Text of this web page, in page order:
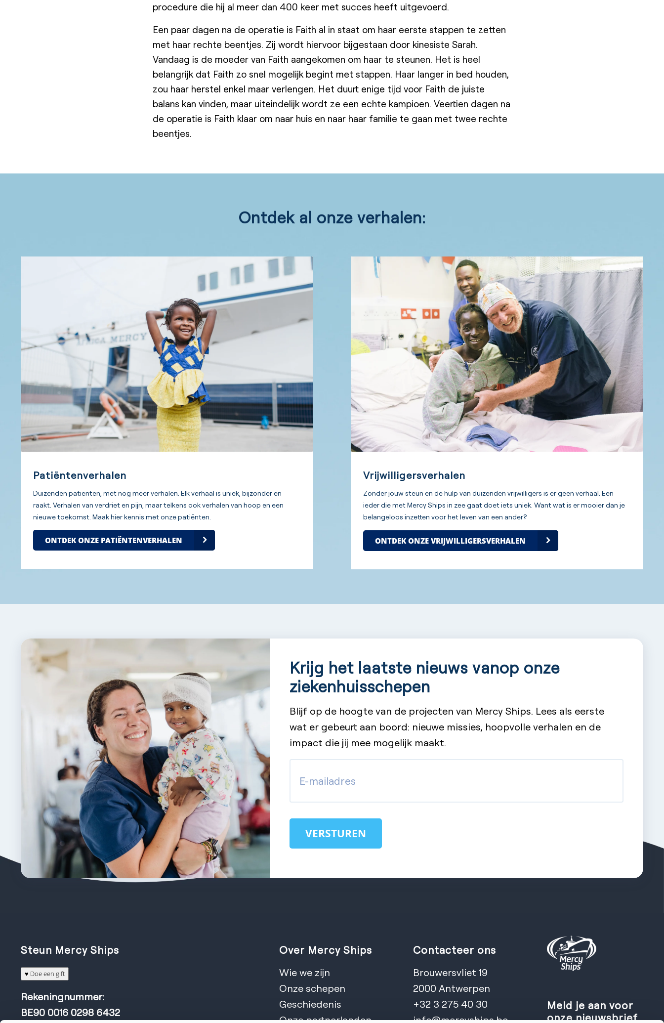
procedure die hij al meer dan 400 keer met succes heeft uitgevoerd.
Een paar dagen na de operatie is Faith al in staat om haar eerste stappen te zetten
met haar rechte beentjes. Zij wordt hiervoor bijgestaan door kinesiste Sarah.
Vandaag is de moeder van Faith aangekomen om haar te steunen. Het is heel
belangrijk dat Faith zo snel mogelijk begint met stappen. Haar langer in bed houden,
zou haar herstel enkel maar verlengen. Het duurt enige tijd voor Faith de juiste
balans kan vinden, maar uiteindelijk wordt ze een echte kampioen. Veertien dagen na
de operatie is Faith klaar om naar huis en naar haar familie te gaan met twee rechte
beentjes.
Ontdek al onze verhalen:
Patiëntenverhalen
Duizenden patiënten, met nog meer verhalen. Elk verhaal is uniek, bijzonder en
raakt. Verhalen van verdriet en pijn, maar telkens ook verhalen van hoop en een
nieuwe toekomst. Maak hier kennis met onze patiënten.
ONTDEK ONZE PATIËNTENVERHALEN
Vrijwilligersverhalen
Zonder jouw steun en de hulp van duizenden vrijwilligers is er geen verhaal. Een
ieder die met Mercy Ships in zee gaat doet iets uniek. Want wat is er mooier dan je
belangeloos inzetten voor het leven van een ander?
ONTDEK ONZE VRIJWILLIGERSVERHALEN
Krijg het laatste nieuws vanop onze
ziekenhuisschepen
Blijf op de hoogte van de projecten van Mercy Ships. Lees als eerste
wat er gebeurt aan boord: nieuwe missies, hoopvolle verhalen en de
impact die jij mee mogelijk maakt.
mailadres(Vereist)
VERSTUREN
Steun Mercy Ships
♥ Doe een gift
Rekeningnummer:
BE90 0016 0298 6432
Over Mercy Ships
Wie we zijn
Onze schepen
Geschiedenis
Onze partnerlanden
Contacteer ons
Brouwersvliet 19
2000 Antwerpen
+32 3 275 40 30
info@mercyships.be
Meld je aan voor
onze nieuwsbrief